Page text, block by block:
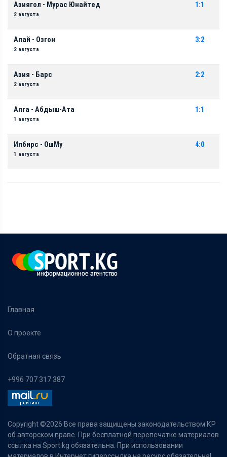
Азиягол - Мурас Юнайтед
2 августа
1:1
Алай - Озгон
2 августа
3:2
Азия - Барс
2 августа
2:2
Алга - Абдыш-Ата
1 августа
1:1
Илбирс - ОшМу
1 августа
4:0
Главная
О проекте
Обратная связь
+996 707 317 387
Copyright ©2026 Все права защищены законодательством КР
об авторском праве. При бесплатной перепечатке материалов
ссылка на Sport.kg обязательна. При использовании